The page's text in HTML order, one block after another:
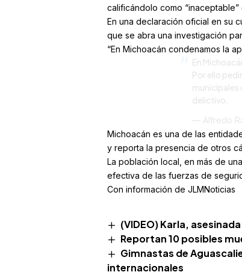
calificándolo como
En una declaración oficial en su
que se abra una investigación
“En Michoacán condenamos la
En
Por ello
municipales
delictivo.
— Alfredo
Michoacán es una de las
y reporta la presencia de otros
La población local, en más de
efectiva de las fuerzas de
Con información de JLMNoticias
(VIDEO) Karla,
Reportan 10 posibles
Gimnastas de
internacionales